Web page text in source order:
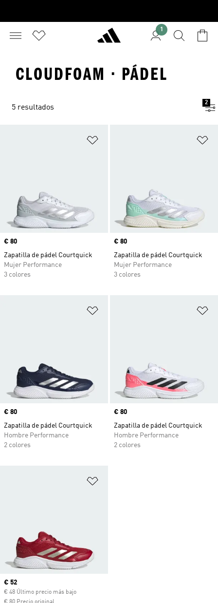
1
CLOUDFOAM · PÁDEL
5 resultados
2
Precio
€ 80
Zapatilla de pádel Courtquick
Mujer Performance
3 colores
Precio
€ 80
Zapatilla de pádel Courtquick
Mujer Performance
3 colores
Precio
€ 80
Zapatilla de pádel Courtquick
Hombre Performance
2 colores
Precio
€ 80
Zapatilla de pádel Courtquick
Hombre Performance
2 colores
Precio actual
€ 52
€ 48 Último precio más bajo